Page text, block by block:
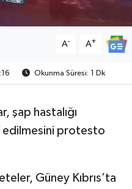
A- A+
Okunma Süresi: 1 Dk
şap hastalığı
edilmesini protesto
Güney Kıbrıs’ta